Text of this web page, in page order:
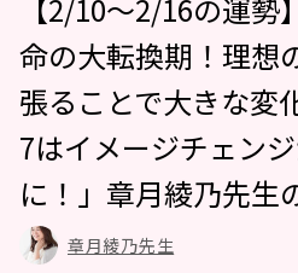
【2/10～2/16の運
命の大転換期！理想
張ることで大きな変
7はイメージチェン
に！」章月綾乃先生
章月綾乃先生